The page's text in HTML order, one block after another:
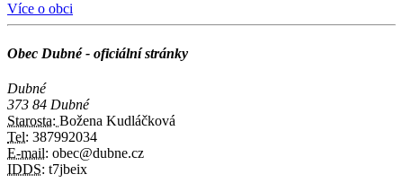
Více o obci
Obec Dubné - oficiální stránky
Dubné
373 84 Dubné
Starosta: Božena Kudláčková
Tel: 387992034
E-mail: obec@dubne.cz
IDDS: t7jbeix